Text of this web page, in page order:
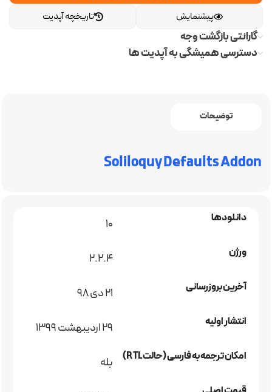
تاریخچه آپدیت
پیشنمایش
گارانتی بازگشت وجه
دسترسی همیشگی به آپدیت ها
توضیحات
Soliloquy Defaults Addon
دانلودها 10
ورژن 2.2.4
آخرین بروزرسانی ۲۱ دی ۹۸
انتشار اولیه 29 اردیبهشت 1399
امکان ترجمه به فارسی (حالت RTL) بله